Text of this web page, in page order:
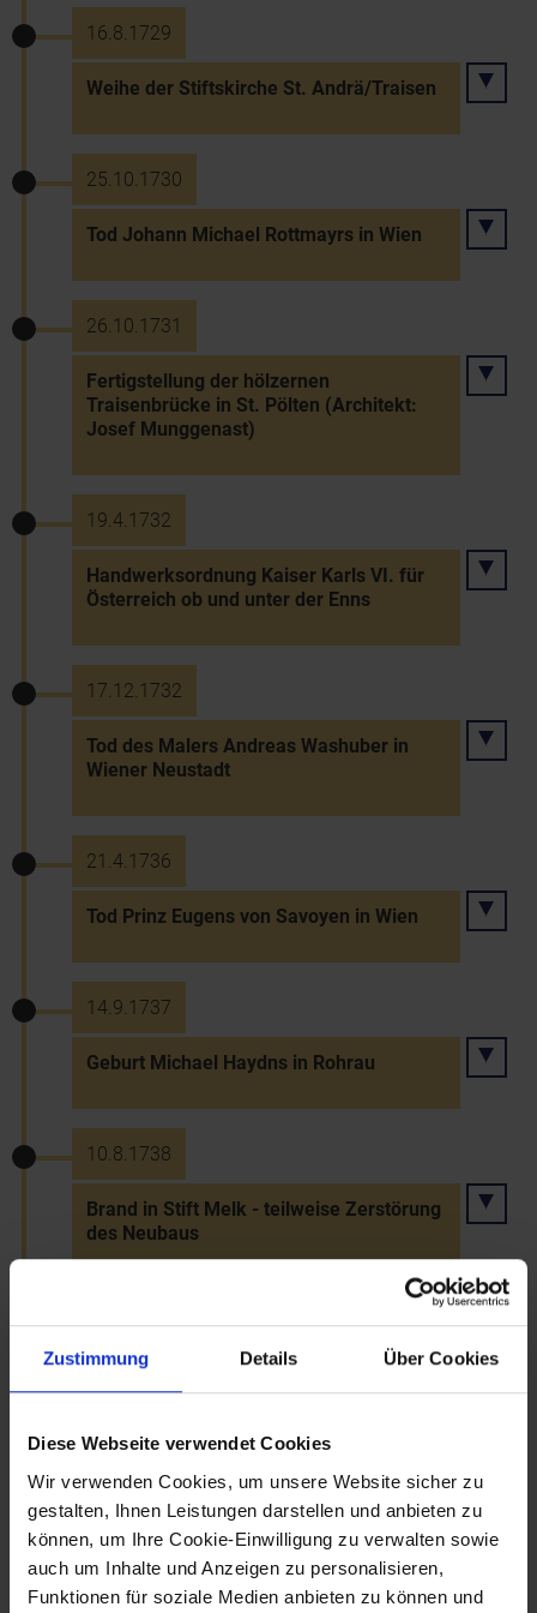
Zustimmung Details Über Cookies
Diese Webseite verwendet Cookies
Wir verwenden Cookies, um unsere Website sicher zu
gestalten, Ihnen Leistungen darstellen und anbieten zu
können, um Ihre Cookie-Einwilligung zu verwalten sowie
auch um Inhalte und Anzeigen zu personalisieren,
Funktionen für soziale Medien anbieten zu können und
16.8.1729
Weihe der Stiftskirche St. Andrä/Traisen
25.10.1730
Tod Johann Michael Rottmayrs in Wien
26.10.1731
Fertigstellung der hölzernen
Traisenbrücke in St. Pölten (Architekt:
Josef Munggenast)
19.4.1732
Handwerksordnung Kaiser Karls VI. für
Österreich ob und unter der Enns
17.12.1732
Tod des Malers Andreas Washuber in
Wiener Neustadt
21.4.1736
Tod Prinz Eugens von Savoyen in Wien
14.9.1737
Geburt Michael Haydns in Rohrau
10.8.1738
Brand in Stift Melk - teilweise Zerstörung
des Neubaus
20.6.1739 bis 5.7.1739
der habsburgischen Erbfolge
19.10.1739
Resignation des Propstes Michael Führer